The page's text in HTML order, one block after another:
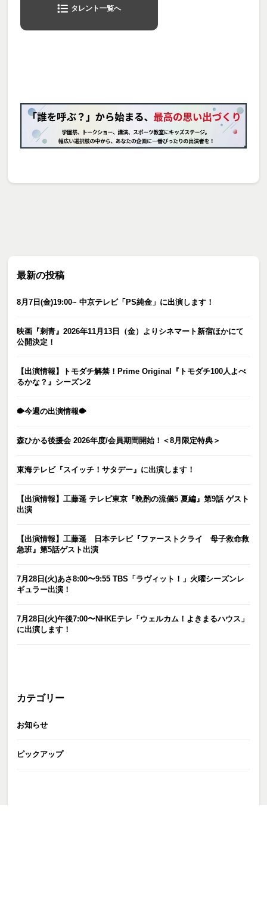
タレント一覧へ
最新の投稿
8月7日(金)19:00~ 中京テレビ「PS純金」に出演します！
映画『刺青』2026年11月13日（金）よりシネマート新宿ほかにて
公開決定！
【出演情報】トモダチ解禁！Prime Original『トモダチ100人よべ
るかな？』シーズン2
🐡今週の出演情報🐡
森ひかる後援会 2026年度/会員期間開始！＜8月限定特典＞
東海テレビ『スイッチ！サタデー』に出演します！
【出演情報】工藤遥 テレビ東京『晩酌の流儀5 夏編』第9話 ゲスト
出演
【出演情報】工藤遥 日本テレビ『ファーストクライ 母子救命救
急班』第5話ゲスト出演
7月28日(火)あさ8:00〜9:55 TBS「ラヴィット！」火曜シーズンレ
ギュラー出演！
7月28日(火)午後7:00〜NHKEテレ「ウェルカム！よきまるハウス」
に出演します！
カテゴリー
お知らせ
ピックアップ